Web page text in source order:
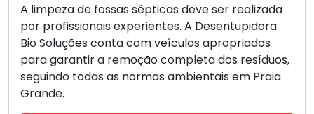
A limpeza de fossas sépticas deve ser realizada
por profissionais experientes. A Desentupidora
Bio Soluções conta com veículos apropriados
para garantir a remoção completa dos resíduos,
seguindo todas as normas ambientais em Praia
Grande.